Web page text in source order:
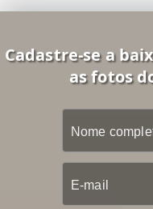
Cadastre-se a
as fotos